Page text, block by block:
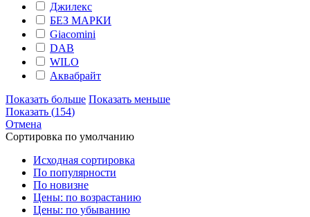
Джилекс
БЕЗ МАРКИ
Giacomini
DAB
WILO
Аквабрайт
Показать больше Показать меньше
Показать (154)
Отмена
Сортировка по умолчанию
Исходная сортировка
По популярности
По новизне
Цены: по возрастанию
Цены: по убыванию